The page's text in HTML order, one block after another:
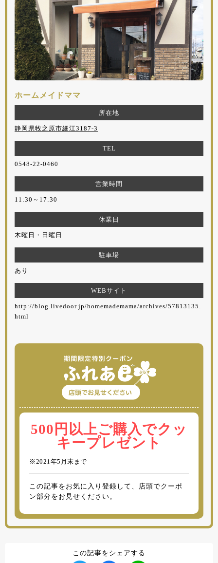
ホームメイドママ
所在地
静岡県牧之原市細江3187-3
TEL
0548-22-0460
営業時間
11:30～17:30
休業日
木曜日・日曜日
駐車場
あり
WEBサイト
http://blog.livedoor.jp/homemademama/archives/57813135.
html
500円以上ご購入でクッ
キープレゼント
※2021年5月末まで
この記事をお気に入り登録して、店頭でクーポ
ン部分をお見せください。
この記事をシェアする